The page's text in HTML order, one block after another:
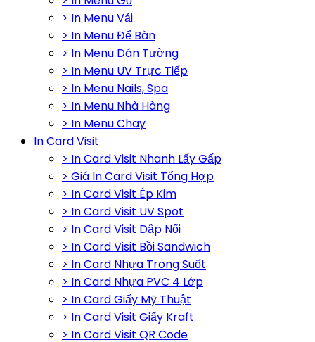
> In Menu Vải
> In Menu Để Bàn
> In Menu Dán Tường
> In Menu UV Trực Tiếp
> In Menu Nails, Spa
> In Menu Nhà Hàng
> In Menu Chay
In Card Visit
> In Card Visit Nhanh Lấy Gấp
> Giá In Card Visit Tổng Hợp
> In Card Visit Ép Kim
> In Card Visit UV Spot
> In Card Visit Dập Nổi
> In Card Visit Bồi Sandwich
> In Card Nhựa Trong Suốt
> In Card Nhựa PVC 4 Lớp
> In Card Giấy Mỹ Thuật
> In Card Visit Giấy Kraft
> In Card Visit QR Code